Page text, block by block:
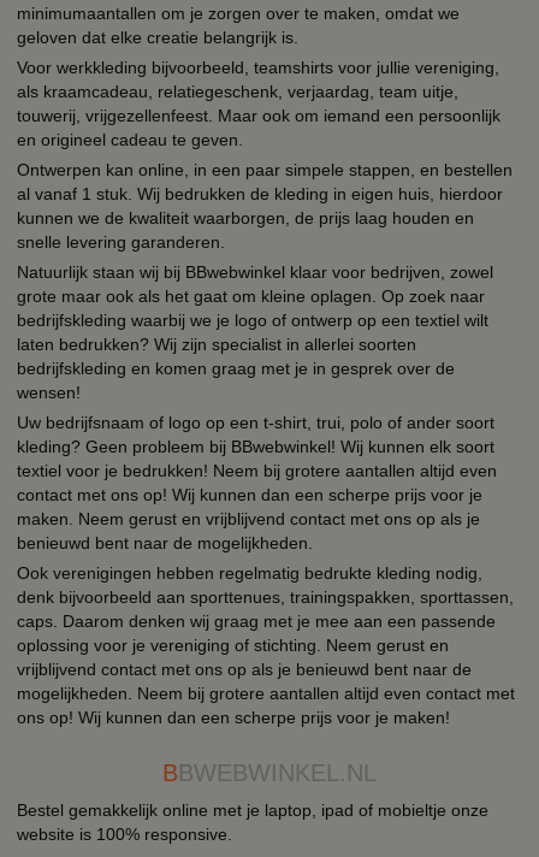
minimumaantallen om je zorgen over te maken, omdat we
geloven dat elke creatie belangrijk is.
Voor werkkleding bijvoorbeeld, teamshirts voor jullie vereniging,
als kraamcadeau, relatiegeschenk, verjaardag, team uitje,
touwerij, vrijgezellenfeest. Maar ook om iemand een persoonlijk
en origineel cadeau te geven.
Ontwerpen kan online, in een paar simpele stappen, en bestellen
al vanaf 1 stuk. Wij bedrukken de kleding in eigen huis, hierdoor
kunnen we de kwaliteit waarborgen, de prijs laag houden en
snelle levering garanderen.
Natuurlijk staan wij bij BBwebwinkel klaar voor bedrijven, zowel
grote maar ook als het gaat om kleine oplagen. Op zoek naar
bedrijfskleding waarbij we je logo of ontwerp op een textiel wilt
laten bedrukken? Wij zijn specialist in allerlei soorten
bedrijfskleding en komen graag met je in gesprek over de
wensen!
Uw bedrijfsnaam of logo op een t-shirt, trui, polo of ander soort
kleding? Geen probleem bij BBwebwinkel! Wij kunnen elk soort
textiel voor je bedrukken! Neem bij grotere aantallen altijd even
contact met ons op! Wij kunnen dan een scherpe prijs voor je
maken. Neem gerust en vrijblijvend contact met ons op als je
benieuwd bent naar de mogelijkheden.
Ook verenigingen hebben regelmatig bedrukte kleding nodig,
denk bijvoorbeeld aan sporttenues, trainingspakken, sporttassen,
caps. Daarom denken wij graag met je mee aan een passende
oplossing voor je vereniging of stichting. Neem gerust en
vrijblijvend contact met ons op als je benieuwd bent naar de
mogelijkheden. Neem bij grotere aantallen altijd even contact met
ons op! Wij kunnen dan een scherpe prijs voor je maken!
BBWEBWINKEL.NL
Bestel gemakkelijk online met je laptop, ipad of mobieltje onze
website is 100% responsive.